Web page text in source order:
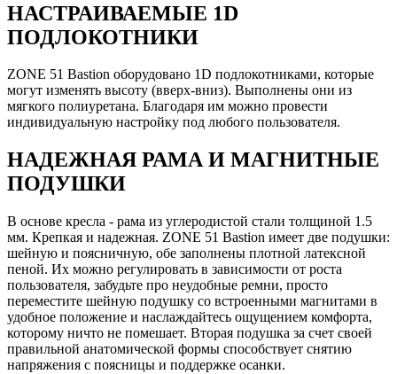
НАСТРАИВАЕМЫЕ 1D
ПОДЛОКОТНИКИ
ZONE 51 Bastion оборудовано 1D подлокотниками, которые
могут изменять высоту (вверх-вниз). Выполнены они из
мягкого полиуретана. Благодаря им можно провести
индивидуальную настройку под любого пользователя​.
НАДЕЖНАЯ РАМА И МАГНИТНЫЕ
ПОДУШКИ
В основе кресла - рама из углеродистой стали толщиной 1.5
мм. Крепкая и надежная. ZONE 51 Bastion имеет две подушки:
шейную и поясничную, обе заполнены плотной латексной
пеной. Их можно регулировать в зависимости от роста
пользователя, забудьте про неудобные ремни, просто
переместите шейную подушку со встроенными магнитами в
удобное положение и наслаждайтесь ощущением комфорта,
которому ничто не помешает. Вторая подушка за счет своей
правильной анатомической формы способствует снятию
напряжения с поясницы и поддержке осанки.